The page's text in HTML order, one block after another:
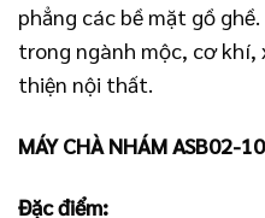
phẳng các bề mặt gồ
trong ngành mộc, cơ khí,
thiện nội thất.
MÁY CHÀ NHÁM ASB02-
Đặc điểm: